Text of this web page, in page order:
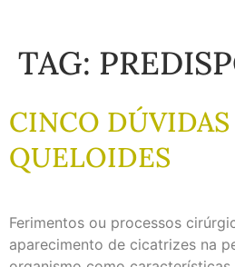
TAG:
CINCO DÚVIDAS
QUELOIDES
Ferimentos ou processos
aparecimento de cicatrizes na